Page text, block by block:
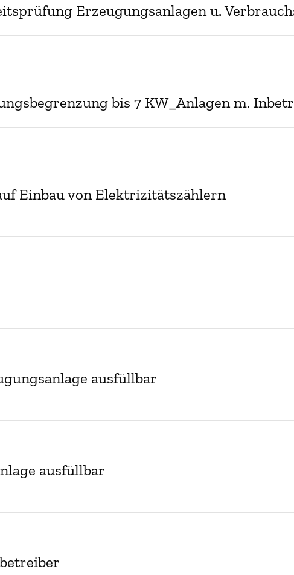
Erzeugungsanlagen u.
bis 7 KW_Anlagen m.
Einbau von Elektrizitätszählern
ausfüllbar
ausfüllbar